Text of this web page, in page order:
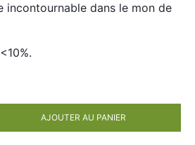
incontournable dans le mon de
AJOUTER AU PANIER